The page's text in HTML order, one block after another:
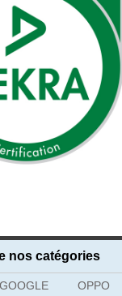
nos catégories
GOOGLE OPPO